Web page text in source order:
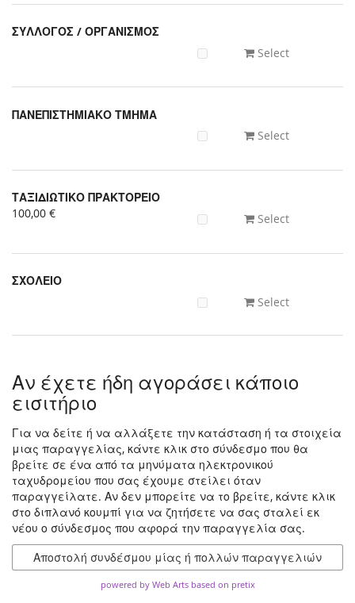
ΣΥΛΛΟΓΟΣ / ΟΡΓΑΝΙΣΜΟΣ
Select
ΠΑΝΕΠΙΣΤΗΜΙΑΚΟ ΤΜΗΜΑ
Select
ΤΑΞΙΔΙΩΤΙΚΟ ΠΡΑΚΤΟΡΕΙΟ
100,00 €
Select
ΣΧΟΛΕΙΟ
Select
Αν έχετε ήδη αγοράσει κάποιο
εισιτήριο
Για να δείτε ή να αλλάξετε την κατάσταση ή τα στοιχεία
μιας παραγγελίας, κάντε κλικ στο σύνδεσμο που θα
βρείτε σε ένα από τα μηνύματα ηλεκτρονικού
ταχυδρομείου που σας έχουμε στείλει όταν
παραγγείλατε. Αν δεν μπορείτε να το βρείτε, κάντε κλικ
στο διπλανό κουμπί για να ζητήσετε να σας σταλεί εκ
νέου ο σύνδεσμος που αφορά την παραγγελία σας.
Αποστολή συνδέσμου μίας ή πολλών παραγγελιών
powered by Web Arts based on pretix